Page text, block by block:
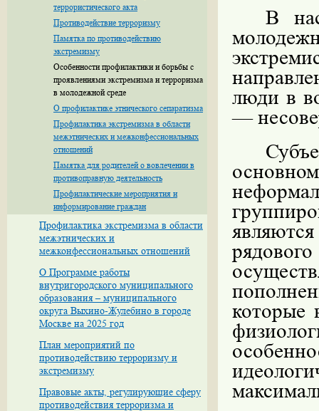
террористического акта
Противодействие терроризму
Памятка по противодействию
экстремизму
Особенности профилактики и борьбы с
проявлениями экстремизма и терроризма
в молодежной среде
О профилактике этнического сепаратизма
Профилактика экстремизма в области
межэтнических и межконфессиональных
отношений
Памятка для родителей о вовлечении в
противоправную деятельность
Профилактические мероприятия и
информирование граждан
Профилактика экстремизма в области
межэтнических и
межконфессиональных отношений
О Программе работы
внутригородского муниципального
образования – муниципального
округа Выхино-Жулебино в городе
Москве на 2025 год
План мероприятий по
противодействию терроризму и
экстремизму
Правовые акты, регулирующие сферу
противодействия терроризма и
В
люди в
—
которые